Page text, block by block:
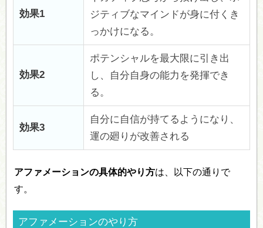
効果1
ジティブなマインドが身に付くき
っかけになる。
効果2
ポテンシャルを最大限に引き出
し、自分自身の能力を発揮でき
る。
効果3
自分に自信が持てるようになり、
運の廻りが改善される
アファメーションの具体的やり方は、以下の通りで
す。
アファメーションのやり方